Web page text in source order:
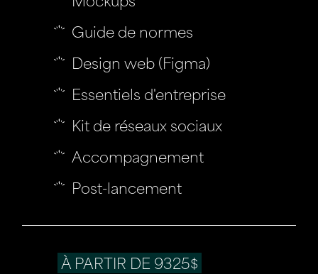
Guide de normes
Design web (Figma)
Essentiels d'entreprise
Kit de réseaux sociaux
Accompagnement
Post-lancement
À PARTIR DE 9325$